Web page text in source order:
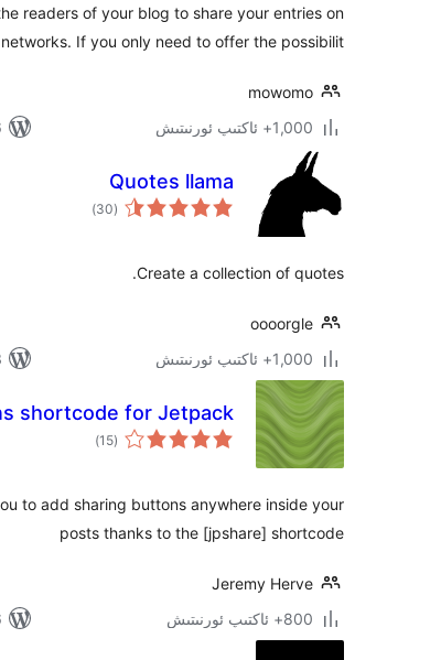
readers of your blog to share your entries on
If you only need to offer the possibilit …
mowomo
1,000+ ئاكتىپ ئورنىتىش
Quotes llama
(30
ئومۇمىي
دەرىجە)
Create a collection of quotes.
oooorgle
1,000+ ئاكتىپ ئورنىتىش
shortcode for Jetpack
(15
ئومۇمىي
دەرىجە)
to add sharing buttons anywhere inside your
posts thanks to the [jpshare] shortcode
Jeremy Herve
800+ ئاكتىپ ئورنىتىش